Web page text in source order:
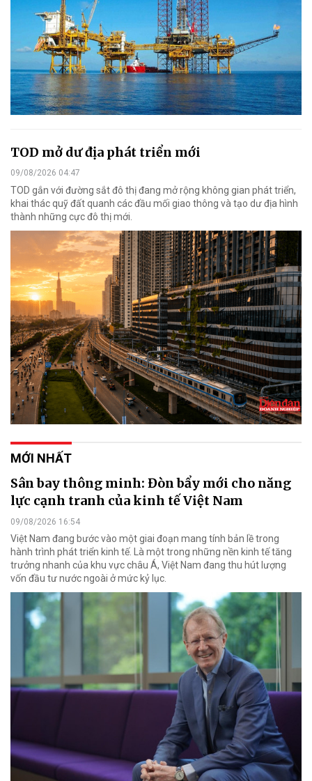
TOD mở dư địa phát triển mới
09/08/2026 04:47
TOD gắn với đường sắt đô thị đang mở rộng không gian phát triển,
khai thác quỹ đất quanh các đầu mối giao thông và tạo dư địa hình
thành những cực đô thị mới.
MỚI NHẤT
Sân bay thông minh: Đòn bẩy mới cho năng
lực cạnh tranh của kinh tế Việt Nam
09/08/2026 16:54
Việt Nam đang bước vào một giai đoạn mang tính bản lề trong
hành trình phát triển kinh tế. Là một trong những nền kinh tế tăng
trưởng nhanh của khu vực châu Á, Việt Nam đang thu hút lượng
vốn đầu tư nước ngoài ở mức kỷ lục.